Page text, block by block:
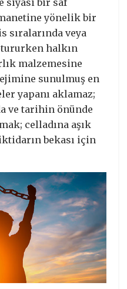
yönelik bir
sıralarında veya
halkın
malzemesine
sunulmuş en
yapanı aklamaz;
ve tarihin önünde
celladına aşık
bekası için